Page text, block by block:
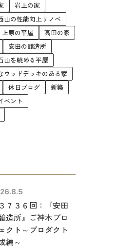
岩上の家
山の性能向上リノベ
上原の平屋
高田の家
安田の醸造所
山を眺める平屋
ウッドデッキのある家
休日ブログ
新築
ベント
７３６回：『安田
造所』ご神木プロ
クト～プロダクト
編～